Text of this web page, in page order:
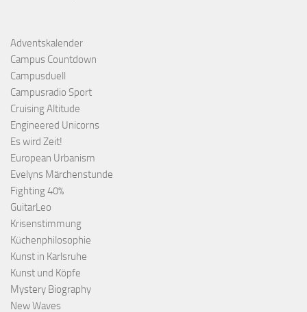
Adventskalender
Campus Countdown
Campusduell
Campusradio Sport
Cruising Altitude
Engineered Unicorns
Es wird Zeit!
European Urbanism
Evelyns Märchenstunde
Fighting 40%
GuitarLeo
Krisenstimmung
Küchenphilosophie
Kunst in Karlsruhe
Kunst und Köpfe
Mystery Biography
New Waves